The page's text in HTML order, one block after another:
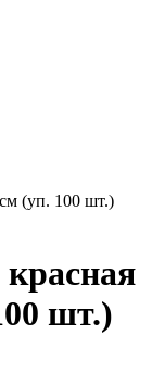
(уп. 100 шт.)
шт.)